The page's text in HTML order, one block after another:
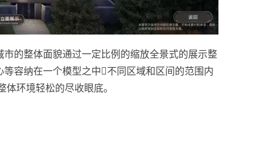
的整体面貌通过一定比例的缩放全景式的展示整
容纳在一个模型之中不同区域和区间的范围内
环境轻松的尽收眼底。